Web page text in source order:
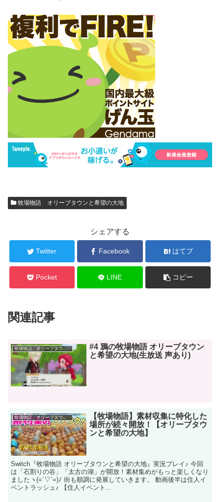
牧場物語 オリーブタウンと希望の大地
シェアする
Twitter Facebook はてブ
Pocket LINE コピー
関連記事
牧場物語 オリーブタウンと希望の大地
#4 鴉の牧場物語 オリーブタウン
と希望の大地(生放送 声あり)
牧場物語 オリーブタウンと希望の大地
【牧場物語】素材収集に特化した
場所が続々開放！【オリーブタウ
ンと希望の大地】
Switch『牧場物語 オリーブタウンと希望の大地』実況プレイ♪ 今回
は「石割りの谷」「太古の湖」が開放！素材集めがもっと楽しくなり
ましたヽ(=´▽`=)ﾉ 街も順調に発展していきます。 動画後半は住人イ
ベントラッシュ♪ 【住人イベント...